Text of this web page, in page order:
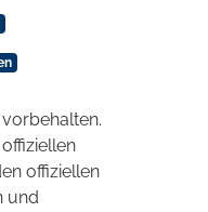
offiziellen
und